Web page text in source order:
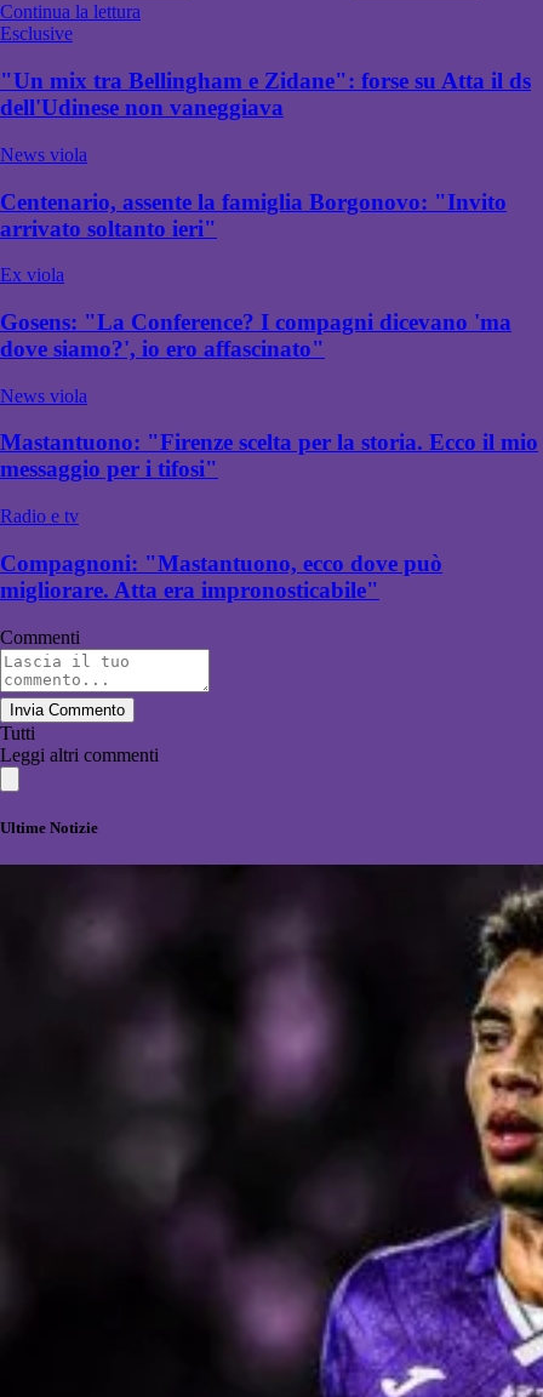
Continua la lettura
Esclusive
"Un mix tra Bellingham e Zidane": forse su Atta il ds
dell'Udinese non vaneggiava
News viola
Centenario, assente la famiglia Borgonovo: "Invito
arrivato soltanto ieri"
Ex viola
Gosens: "La Conference? I compagni dicevano 'ma
dove siamo?', io ero affascinato"
News viola
Mastantuono: "Firenze scelta per la storia. Ecco il mio
messaggio per i tifosi"
Radio e tv
Compagnoni: "Mastantuono, ecco dove può
migliorare. Atta era impronosticabile"
Commenti
Invia Commento
Tutti
Leggi altri commenti
Ultime Notizie